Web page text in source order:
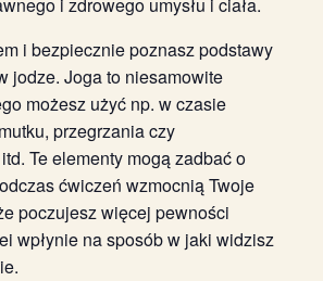
i zdrowego umysłu i ciała.
i bezpiecznie poznasz podstawy
jodze. Joga to niesamowite
możesz użyć np. w czasie
przegrzania czy
Te elementy mogą zadbać o
ćwiczeń wzmocnią Twoje
poczujesz więcej pewności
wpłynie na sposób w jaki widzisz